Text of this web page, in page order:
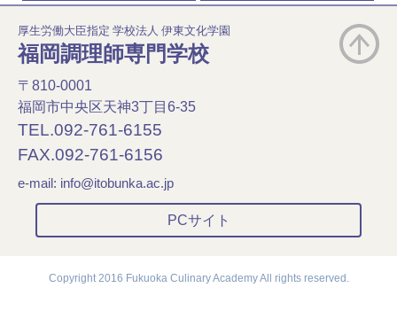
厚生労働大臣指定 学校法人 伊東文化学園
福岡調理師専門学校
〒810-0001
福岡市中央区天神3丁目6-35
TEL.092-761-6155
FAX.092-761-6156
e-mail: info@itobunka.ac.jp
PCサイト
Copyright 2016 Fukuoka Culinary Academy All rights reserved.